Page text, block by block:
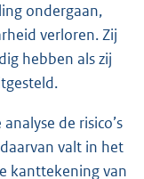
ondergaan,
verloren. Zij
hebben als zij
de risico’s
valt in het
kanttekening van